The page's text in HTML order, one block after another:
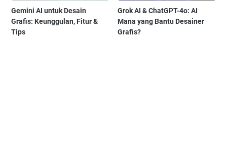
Gemini AI untuk Desain
Grafis: Keunggulan, Fitur &
Tips
Grok AI & ChatGPT-4o: AI
Mana yang Bantu Desainer
Grafis?